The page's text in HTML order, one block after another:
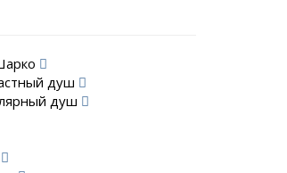
душ
душ